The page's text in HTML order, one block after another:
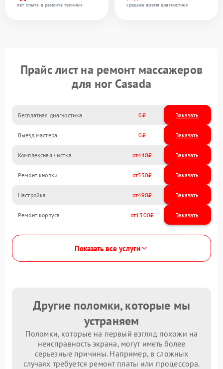
лет опыта в ремонте техники
среднее время диагностики
Прайс лист на ремонт массажеров
для ног Casada
Бесплатная диагностика 0 Заказать
Выезд мастера 0 Заказать
Комплексная чистка 440
Ремонт кнопки 530
Настройка 490
Ремонт корпуса 1500
Показать все услуги
Другие поломки, которые мы
устраняем
Поломки, которые на первый взгляд похожи на
неисправность экрана, могут иметь более
серьезные причины. Например, в сложных
случаях требуется ремонт платы или процессора.